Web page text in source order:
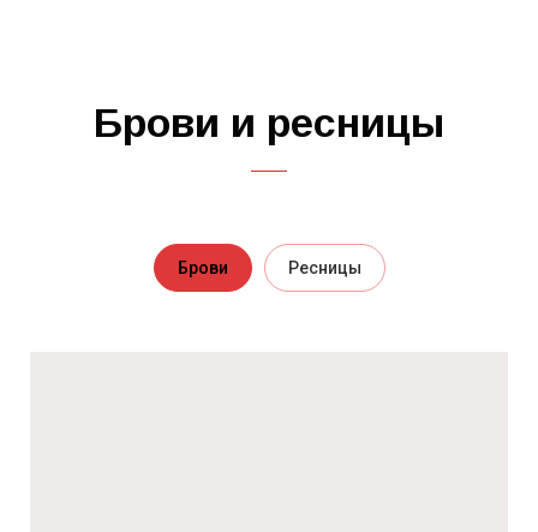
Брови и ресницы
Брови Ресницы